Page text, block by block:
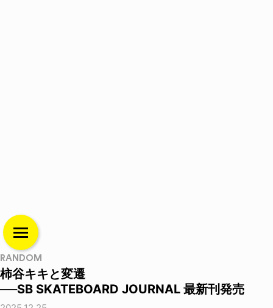
RANDOM
柿谷キキと変遷
──SB SKATEBOARD JOURNAL 最新刊発売